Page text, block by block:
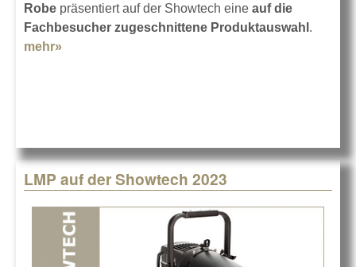
Robe präsentiert auf der Showtech eine auf die
Fachbesucher zugeschnittene Produktauswahl .
mehr»
LMP auf der Showtech 2023